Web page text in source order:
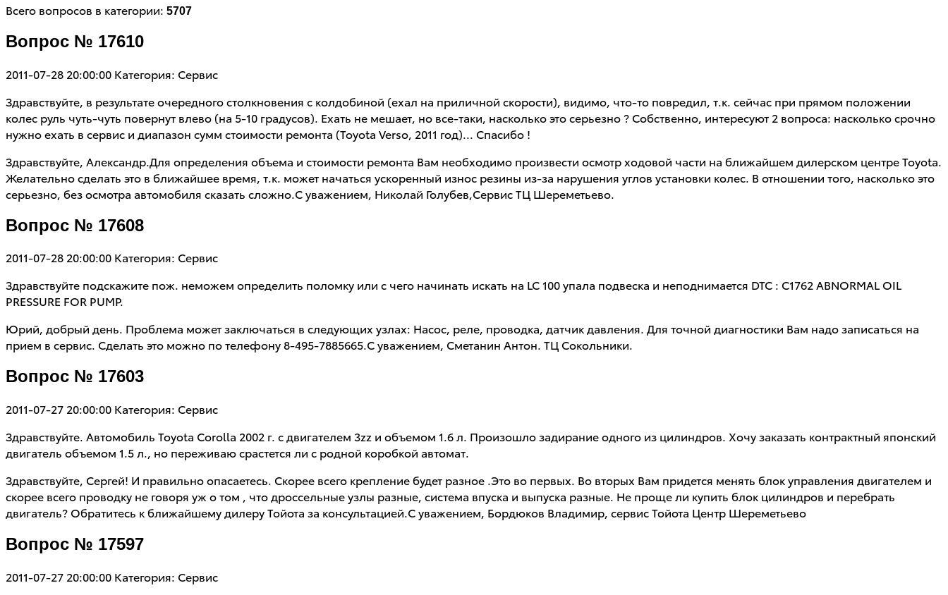
Всего вопросов в категории: 5707
Вопрос № 17610
2011-07-28 20:00:00 Категория: Сервис
Здравствуйте, в результате очередного столкновения с колдобиной (ехал на приличной скорости), видимо, что-то повредил, т.к. сейчас при прямом положении
колес руль чуть-чуть повернут влево (на 5-10 градусов). Ехать не мешает, но все-таки, насколько это серьезно ? Собственно, интересуют 2 вопроса: насколько срочно
нужно ехать в сервис и диапазон сумм стоимости ремонта (Toyota Verso, 2011 год)... Спасибо !
Здравствуйте, Александр.Для определения объема и стоимости ремонта Вам необходимо произвести осмотр ходовой части на ближайшем дилерском центре Toyota.
Желательно сделать это в ближайшее время, т.к. может начаться ускоренный износ резины из-за нарушения углов установки колес. В отношении того, насколько это
серьезно, без осмотра автомобиля сказать сложно.С уважением, Николай Голубев,Сервис ТЦ Шереметьево.
Вопрос № 17608
2011-07-28 20:00:00 Категория: Сервис
Здравствуйте подскажите пож. неможем определить поломку или с чего начинать искать на LC 100 упала подвеска и неподнимается DTC : C1762 ABNORMAL OIL
PRESSURE FOR PUMP.
Юрий, добрый день. Проблема может заключаться в следующих узлах: Насос, реле, проводка, датчик давления. Для точной диагностики Вам надо записаться на
прием в сервис. Сделать это можно по телефону 8-495-7885665.С уважением, Сметанин Антон. ТЦ Сокольники.
Вопрос № 17603
2011-07-27 20:00:00 Категория: Сервис
Здравствуйте. Автомобиль Toyota Corolla 2002 г. с двигателем 3zz и объемом 1.6 л. Произошло задирание одного из цилиндров. Хочу заказать контрактный японский
двигатель объемом 1.5 л., но переживаю срастется ли с родной коробкой автомат.
Здравствуйте, Сергей! И правильно опасаетесь. Скорее всего крепление будет разное .Это во первых. Во вторых Вам придется менять блок управления двигателем и
скорее всего проводку не говоря уж о том , что дроссельные узлы разные, система впуска и выпуска разные. Не проще ли купить блок цилиндров и перебрать
двигатель? Обратитесь к ближайшему дилеру Тойота за консультацией.С уважением, Бордюков Владимир, сервис Тойота Центр Шереметьево
Вопрос № 17597
2011-07-27 20:00:00 Категория: Сервис